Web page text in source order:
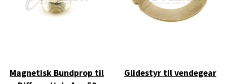
Magnetisk Bundprop til
Glidestyr til vendegear